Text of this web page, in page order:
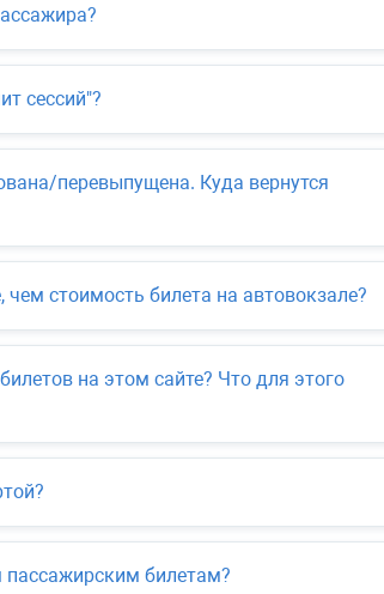
сессий"?
перевыпущена. Куда вернутся
стоимость билета на автовокзале?
на этом сайте? Что для этого
билетам?